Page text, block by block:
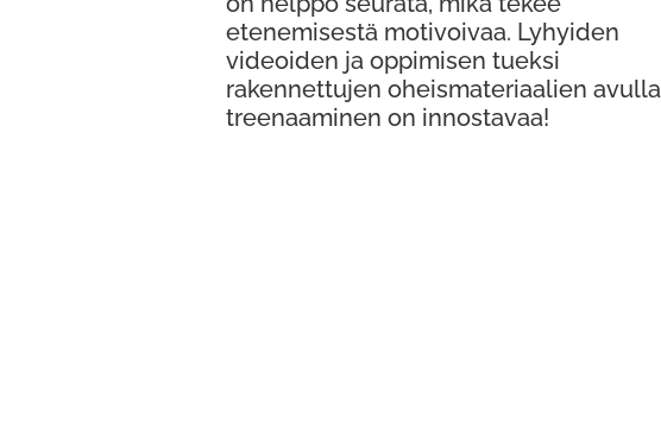
etenemisestä motivoivaa. Lyhyiden
videoiden ja oppimisen tueksi
rakennettujen oheismateriaalien avulla
treenaaminen on innostavaa!